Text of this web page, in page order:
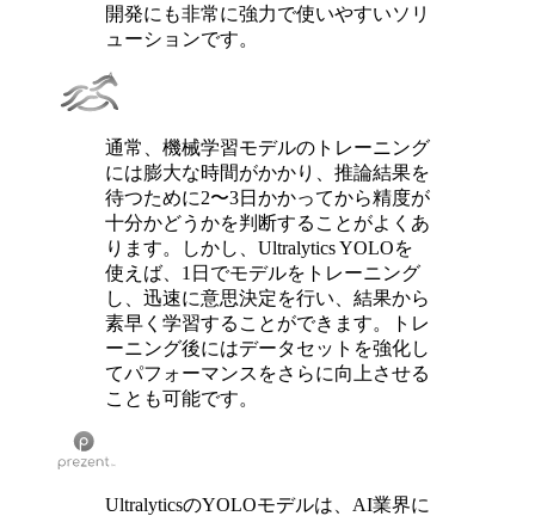
開発にも非常に強力で使いやすいソリ
ューションです。
通常、機械学習モデルのトレーニング
には膨大な時間がかかり、推論結果を
待つために2〜3日かかってから精度が
十分かどうかを判断することがよくあ
ります。しかし、Ultralytics YOLOを
使えば、1日でモデルをトレーニング
し、迅速に意思決定を行い、結果から
素早く学習することができます。トレ
ーニング後にはデータセットを強化し
てパフォーマンスをさらに向上させる
ことも可能です。
UltralyticsのYOLOモデルは、AI業界に